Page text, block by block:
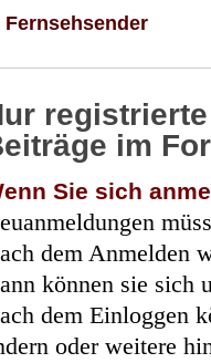
im
Sie sich
dem Anmelden
können sie sich
dem Einloggen
oder weitere